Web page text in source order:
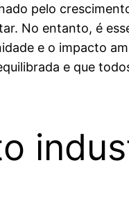
pelo
No entanto, é
e o impacto
e que